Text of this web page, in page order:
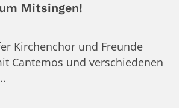
Mitsingen!
Kirchenchor und Freunde
Cantemos und verschiedenen